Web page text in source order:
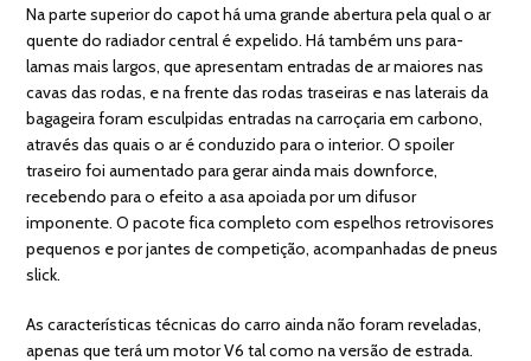
Na parte superior do capot há uma grande abertura pela qual o ar
quente do radiador central é expelido. Há também uns para-
lamas mais largos, que apresentam entradas de ar maiores nas
cavas das rodas, e na frente das rodas traseiras e nas laterais da
bagageira foram esculpidas entradas na carroçaria em carbono,
através das quais o ar é conduzido para o interior. O spoiler
traseiro foi aumentado para gerar ainda mais downforce,
recebendo para o efeito a asa apoiada por um difusor
imponente. O pacote fica completo com espelhos retrovisores
pequenos e por jantes de competição, acompanhadas de pneus
slick.
As características técnicas do carro ainda não foram reveladas,
apenas que terá um motor V6 tal como na versão de estrada.